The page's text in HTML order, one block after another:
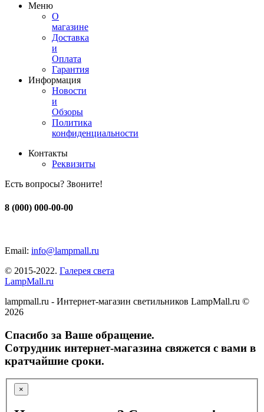
Меню
О
магазине
Доставка
и
Оплата
Гарантия
Информация
Новости
и
Обзоры
Политика
конфиденциальности
Контакты
Реквизиты
Есть вопросы? Звоните!
8 (000) 000-00-00
Email: info@lampmall.ru
© 2015-2022. Галерея света
LampMall.ru
lampmall.ru - Интернет-магазин светильников LampMall.ru ©
2026
Спасибо за Ваше обращение.
Сотрудник интернет-магазина свяжется с вами в
кратчайшие сроки.
×